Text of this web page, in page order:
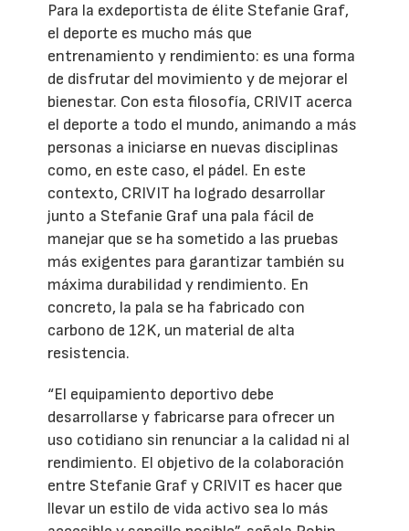
Para la exdeportista de élite Stefanie Graf,
el deporte es mucho más que
entrenamiento y rendimiento: es una forma
de disfrutar del movimiento y de mejorar el
bienestar. Con esta filosofía, CRIVIT acerca
el deporte a todo el mundo, animando a más
personas a iniciarse en nuevas disciplinas
como, en este caso, el pádel. En este
contexto, CRIVIT ha logrado desarrollar
junto a Stefanie Graf una pala fácil de
manejar que se ha sometido a las pruebas
más exigentes para garantizar también su
máxima durabilidad y rendimiento. En
concreto, la pala se ha fabricado con
carbono de 12K, un material de alta
resistencia.
“El equipamiento deportivo debe
desarrollarse y fabricarse para ofrecer un
uso cotidiano sin renunciar a la calidad ni al
rendimiento. El objetivo de la colaboración
entre Stefanie Graf y CRIVIT es hacer que
llevar un estilo de vida activo sea lo más